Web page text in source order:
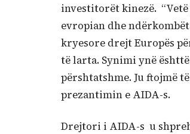
investitorët kinezë. “Vetë
evropian dhe
kryesore drejt Europës
të larta. Synimi ynë
përshtatshme. Ju ftojmë
prezantimin e AIDA-s.
Drejtori i AIDA-s u